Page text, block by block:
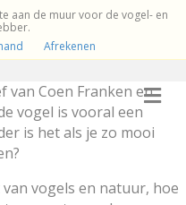
aan de muur voor de vogel- en
Afrekenen
van Coen Franken en
vogel is vooral een
is het als je zo mooi
vogels en natuur, hoe